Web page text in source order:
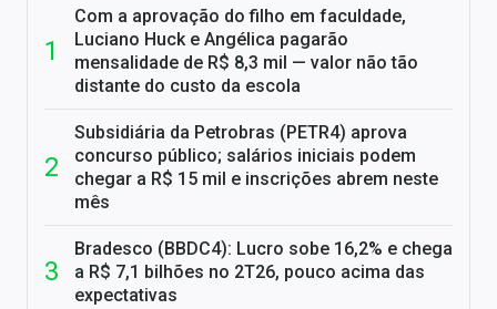
Com a aprovação do filho em faculdade,
Luciano Huck e Angélica pagarão
mensalidade de R$ 8,3 mil — valor não tão
distante do custo da escola
Subsidiária da Petrobras (PETR4) aprova
concurso público; salários iniciais podem
chegar a R$ 15 mil e inscrições abrem neste
mês
Bradesco (BBDC4): Lucro sobe 16,2% e chega
a R$ 7,1 bilhões no 2T26, pouco acima das
expectativas